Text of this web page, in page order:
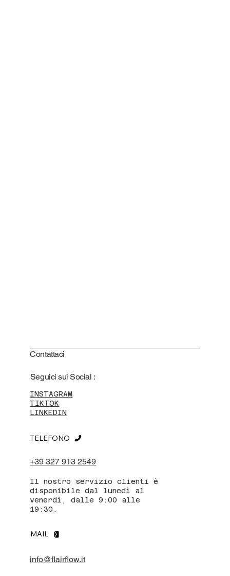
Contattaci
INSTAGRAM
TIKTOK
LINKEDIN
Seguici sui Social :
+39 327 913 2549
TELEFONO
Il nostro servizio clienti è
disponibile dal lunedì al
venerdì, dalle 9:00 alle
19:30.
info@flairflow.it
MAIL